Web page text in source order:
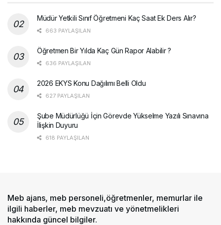
Müdür Yetkili Sınıf Öğretmeni Kaç Saat Ek Ders Alır?
663 PAYLAŞILAN
Öğretmen Bir Yılda Kaç Gün Rapor Alabilir ?
636 PAYLAŞILAN
2026 EKYS Konu Dağılımı Belli Oldu
627 PAYLAŞILAN
Şube Müdürlüğü İçin Görevde Yükselme Yazılı Sınavına
İlişkin Duyuru
618 PAYLAŞILAN
Meb ajans, meb personeli,öğretmenler, memurlar ile
ilgili haberler, meb mevzuatı ve yönetmelikleri
hakkında güncel bilgiler.